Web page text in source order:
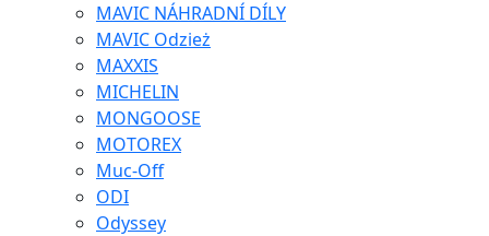
MAVIC NÁHRADNÍ DÍLY
MAVIC Odzież
MAXXIS
MICHELIN
MONGOOSE
MOTOREX
Muc-Off
ODI
Odyssey